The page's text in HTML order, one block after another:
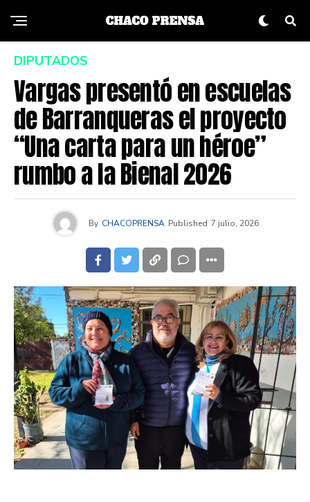
DIPUTADOS
Vargas presentó en escuelas
de Barranqueras el proyecto
“Una carta para un héroe”
rumbo a la Bienal 2026
By CHACOPRENSA Published 7 julio, 2026